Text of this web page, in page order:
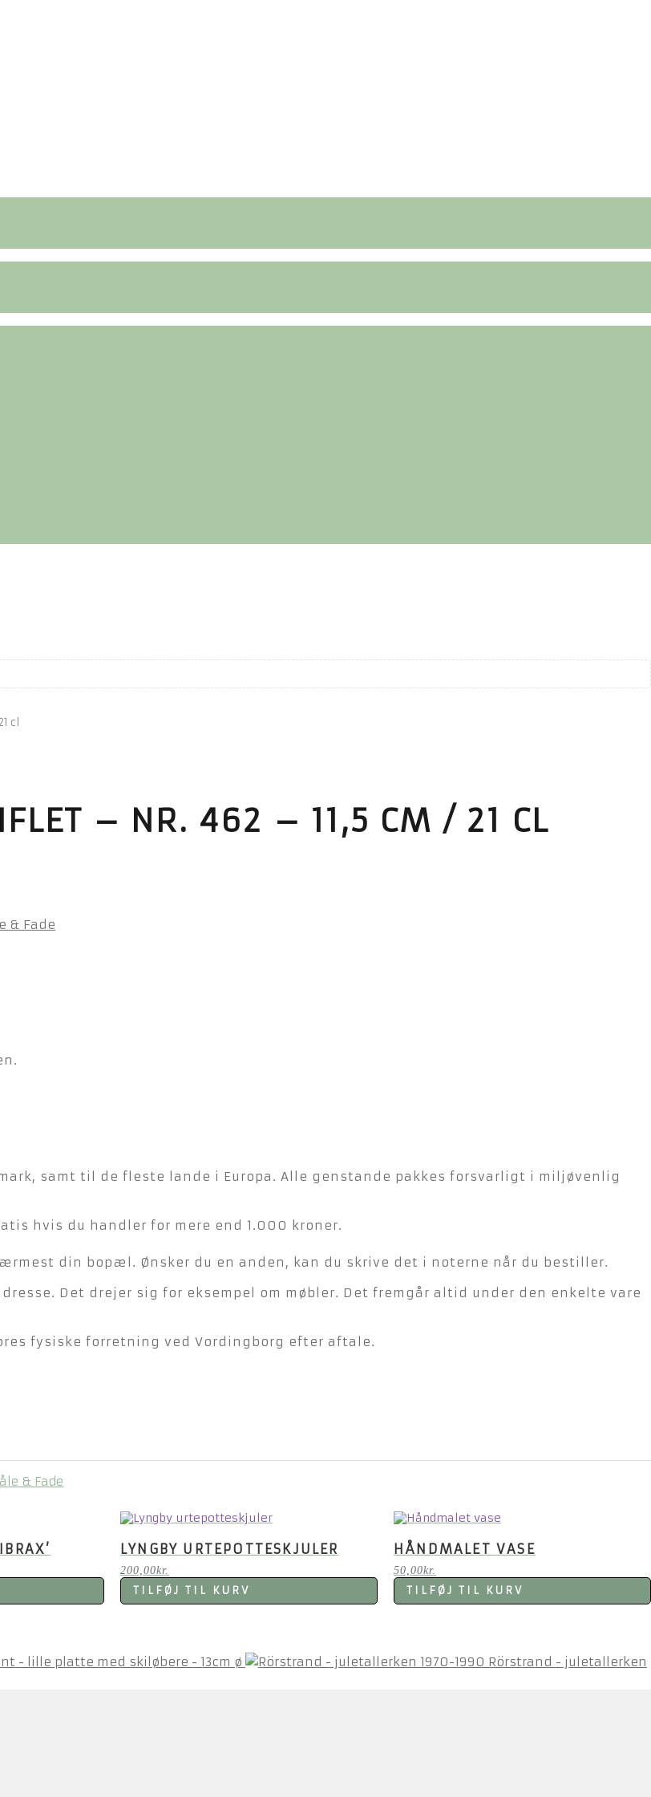
cl
– NR. 462 – 11,5 CM / 21 CL
& Fade
samt til de fleste lande i Europa. Alle genstande pakkes forsvarligt i miljøvenlig
hvis du handler for mere end 1.000 kroner.
din bopæl. Ønsker du en anden, kan du skrive det i noterne når du bestiller.
Det drejer sig for eksempel om møbler. Det fremgår altid under den enkelte vare
fysiske forretning ved Vordingborg efter aftale.
& Fade
LYNGBY URTEPOTTESKJULER
200,00kr.
TILFØJ TIL KURV
HÅNDMALET VASE
50,00kr.
TILFØJ TIL KURV
- lille platte med skiløbere - 13cm ø
Rörstrand - juletallerken